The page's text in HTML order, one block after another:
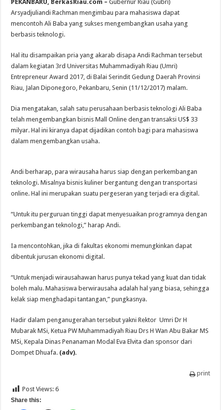
Mahasiswa
Kembangkan
Usaha
Berbasis
PEKANBARU, BerkasRiau.com – Gubernur Riau (Gubri)
Arsyadjuliandi Rachman mengimbau para mahasiswa dapat
mencontoh Ali Baba yang sukses mengembangkan usaha yang
berbasis teknologi.
Hal itu disampaikan pria yang akarab disapa Andi Rachman tersebut
dalam kegiatan 3rd Universitas Muhammadiyah Riau (Umri)
Entrepreneur Award 2017, di Balai Serindit Gedung Daerah Provinsi
Riau, Jalan Diponegoro, Pekanbaru, Senin (11/12/2017) malam.
Dia mengatakan, salah satu perusahaan berbasis teknologi Ali Baba
telah mengembangkan bisnis Mall Online dengan transaksi US$ 33
milyar. Hal ini kiranya dapat dijadikan contoh bagi para mahasiswa
dalam mengembangkan usaha.
Andi berharap, para wirausaha harus siap dengan perkembangan
teknologi. Misalnya bisnis kuliner bergantung dengan transportasi
online. Hal ini merupakan suatu pergeseran yang terjadi era digital.
“Untuk itu perguruan tinggi dapat menyesuaikan programnya dengan
perkembangan teknologi,” harap Andi.
Ia mencontohkan, jika di fakultas ekonomi memungkinkan dapat
dibentuk jurusan ekonomi digital.
“Untuk menjadi wirausahawan harus punya tekad yang kuat dan tidak
boleh malu. Mahasiswa berwirausaha adalah hal yang biasa, sehingga
kelak siap menghadapi tantangan,” pungkasnya.
Hadir dalam penganugerahan tersebut yakni Rektor Umri Dr H
Mubarak MSi, Ketua PW Muhammadiyah Riau Drs H Wan Abu Bakar MS
MSi, Kepala Dinas Penanaman Modal Eva Elvita dan sponsor dari
Dompet Dhuafa. (adv).
print
Post Views: 6
Share this: